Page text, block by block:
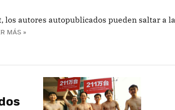
los autores autopublicados pueden saltar a la
MÁS »